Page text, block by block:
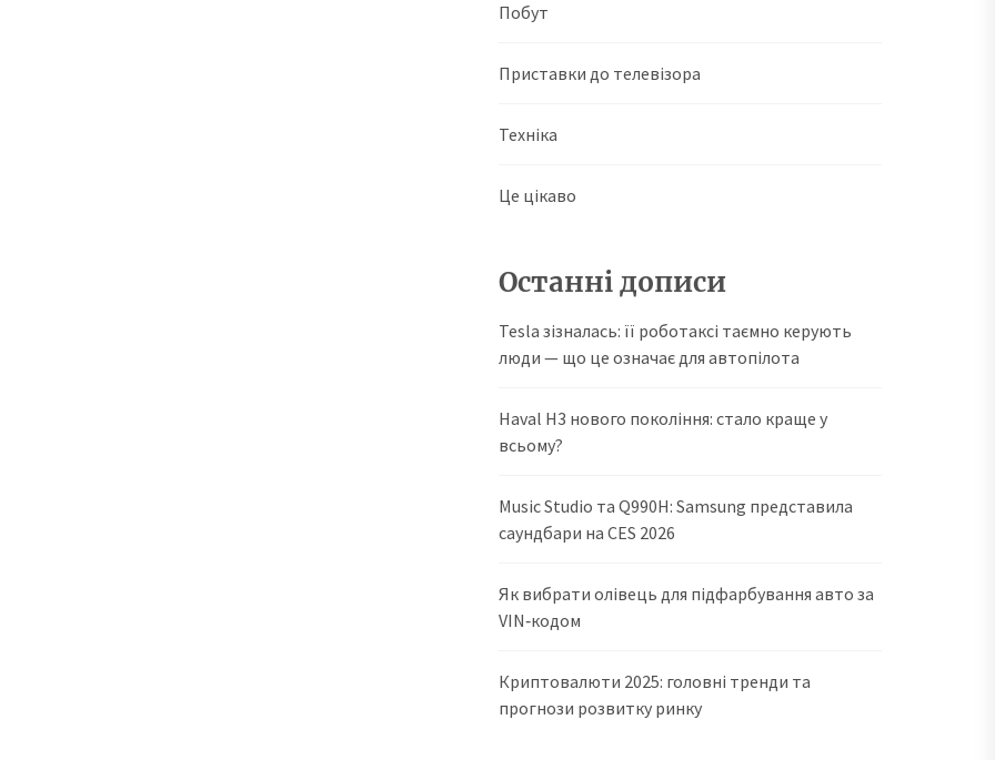
Побут
Приставки до телевізора
Техніка
Це цікаво
Останні дописи
Tesla зізналась: її роботаксі таємно керують
люди — що це означає для автопілота
Haval H3 нового покоління: стало краще у
всьому?
Music Studio та Q990H: Samsung представила
саундбари на CES 2026
Як вибрати олівець для підфарбування авто за
VIN‑кодом
Криптовалюти 2025: головні тренди та
прогнози розвитку ринку